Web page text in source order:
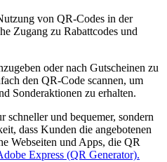
von QR-Codes in der
Zugang zu Rabattcodes und
oder nach Gutscheinen zu
den QR-Code scannen, um
Sonderaktionen zu erhalten.
schneller und bequemer, sondern
dass Kunden die angebotenen
Webseiten und Apps, die QR
Express (QR Generator).